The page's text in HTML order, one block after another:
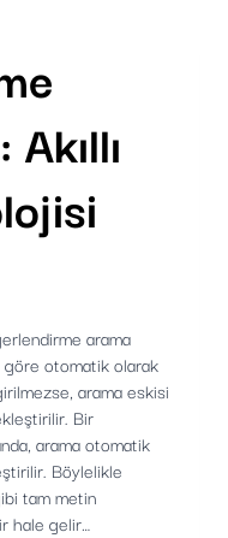
arama
göre otomatik olarak
arama eskisi
Bir
arama otomatik
Böylelikle
tam metin
hale gelir…